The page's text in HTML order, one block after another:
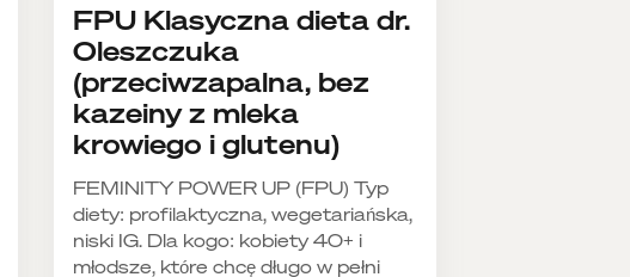
FPU Klasyczna dieta dr.
Oleszczuka
(przeciwzapalna, bez
kazeiny z mleka
krowiego i glutenu)
FEMINITY POWER UP (FPU) Typ
diety: profilaktyczna, wegetariańska,
niski IG. Dla kogo: kobiety 40+ i
młodsze, które chcę długo w pełni